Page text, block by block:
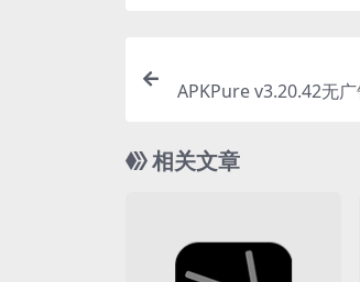
APKPure v3.20.42无
相关文章